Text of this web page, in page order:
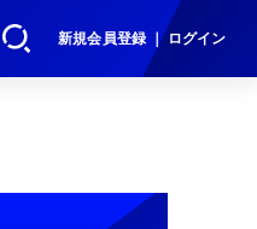
新規会員登録 ｜ ログイン